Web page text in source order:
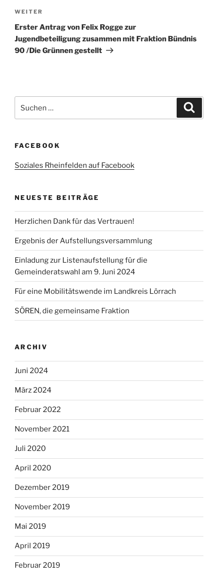
Nächster
Beitrag
WEITER
Erster Antrag von Felix Rogge zur
Jugendbeteiligung zusammen mit Fraktion Bündnis
90 /Die Grünnen gestellt
nach:
FACEBOOK
Soziales Rheinfelden auf Facebook
NEUESTE BEITRÄGE
Herzlichen Dank für das Vertrauen!
Ergebnis der Aufstellungsversammlung
Einladung zur Listenaufstellung für die
Gemeinderatswahl am 9. Juni 2024
Für eine Mobilitätswende im Landkreis Lörrach
SÖREN, die gemeinsame Fraktion
ARCHIV
Juni 2024
März 2024
Februar 2022
November 2021
Juli 2020
April 2020
Dezember 2019
November 2019
Mai 2019
April 2019
Februar 2019